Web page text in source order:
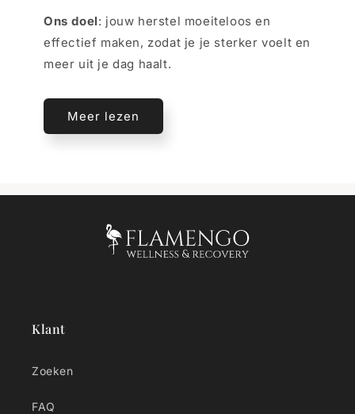
Ons doel: jouw herstel moeiteloos en
effectief maken, zodat je je sterker voelt en
meer uit je dag haalt.
Meer lezen
Klant
Zoeken
FAQ